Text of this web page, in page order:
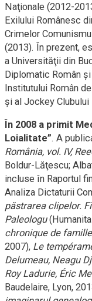
Naţionale (2012-
Exilului Românesc
Crimelor
(2013). În prezent,
a Universităţii din
Diplomatic Român
Institutului Român
şi al Jockey Clubului
În 2008 a primit
Loialitate”. A
România, vol. IV,
Boldur-Lăţescu;
incluse în Raportul
Analiza Dictaturii
păstrarea clipelor.
Paleologu
chronique de famille
2007), Le
Delumeau, Neagu
Roy Ladurie, Éric
Baudelaire, Lyon,